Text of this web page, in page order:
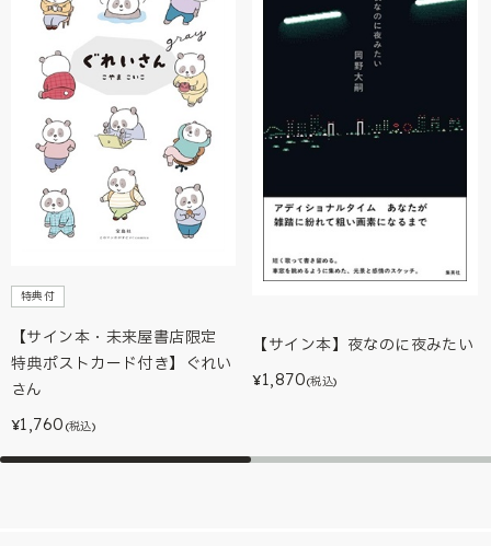
特典付
【サイン本・未来屋書店限定
特典ポストカード付き】ぐれい
さん
¥1,760 (税込)
【サイン本】夜なのに夜みたい
¥1,870(税込)